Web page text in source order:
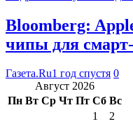
Bloomberg:
чипы для
Газета.Ru1 год спустя 0
Август 2026
Пн Вт Ср Чт Пт Сб Вс
1
2